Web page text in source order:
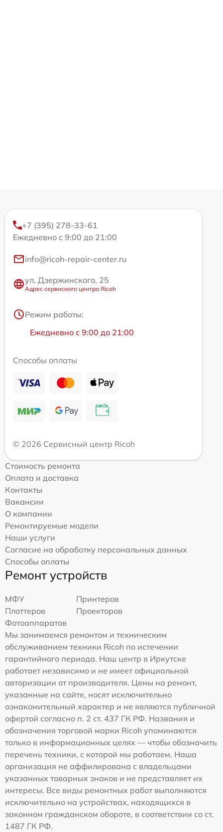
+7 (395) 278-33-61
Ежедневно с 9:00 до 21:00
info@ricoh-repair-center.ru
ул. Дзержинского, 25
Адрес сервисного центра Ricoh
Режим работы:
Ежедневно с 9:00 до 21:00
Способы оплаты
© 2026 Сервисный центр Ricoh
Стоимость ремонта
Оплата и доставка
Контакты
Вакансии
О компании
Ремонтируемые модели
Наши услуги
Согласие на обработку персональных данных
Способы оплаты
Ремонт устройств
МФУ
Принтеров
Плоттеров
Проекторов
Фотоаппаратов
Мы занимаемся ремонтом и техническим
обслуживанием техники Ricoh по истечении
гарантийного периода. Наш центр в Иркутске
работает независимо и не имеет официальной
авторизации от производителя. Цены на ремонт,
указанные на сайте, носят исключительно
ознакомительный характер и не являются публичной
офертой согласно п. 2 ст. 437 ГК РФ. Названия и
обозначения торговой марки Ricoh упоминаются
только в информационных целях — чтобы обозначить
перечень техники, с которой мы работаем. Наша
организация не аффилирована с владельцами
указанных товарных знаков и не представляет их
интересы. Все виды ремонтных работ выполняются
исключительно на устройствах, находящихся в
законном гражданском обороте, в соответствии со ст.
1487 ГК РФ.